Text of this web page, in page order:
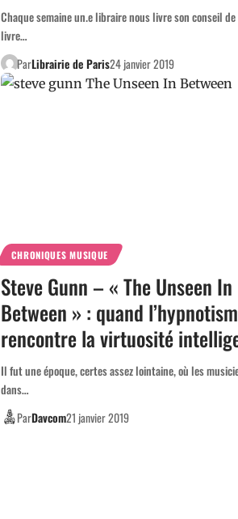
Chaque semaine un.e libraire nous livre son conseil
livre…
ParLibrairie de Paris24 janvier 2019
CHRONIQUES MUSIQUE
Steve Gunn – « The Unseen In
Between » : quand
rencontre la virtuosité
Il fut une époque, certes assez lointaine, où les
dans…
ParDavcom21 janvier 2019